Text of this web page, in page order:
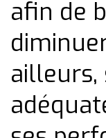
afin de
ailleurs,